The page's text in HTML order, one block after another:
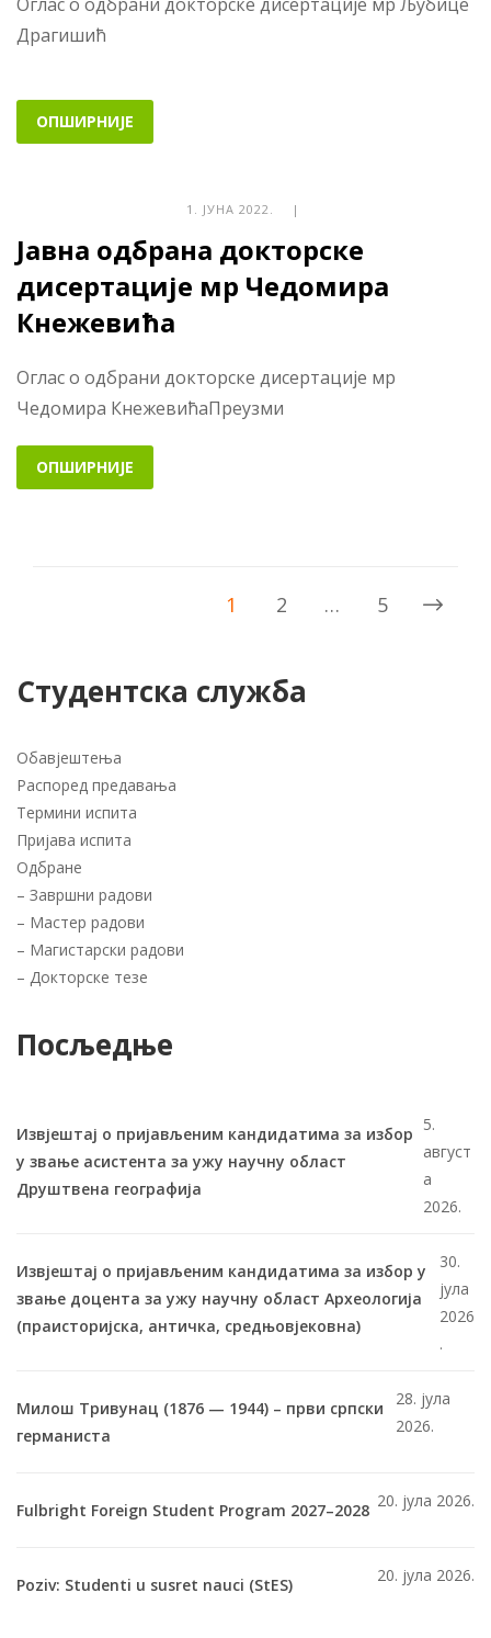
Драгишић
ОПШИРНИЈЕ
1. ЈУНА 2022. |
Јавна одбрана докторске
дисертације мр Чедомира
Кнежевића
Оглас о одбрани докторске дисертације мр
Чедомира КнежевићаПреузми
ОПШИРНИЈЕ
1 2 … 5
Студентска служба
Обавјештења
Распоред предавања
Термини испита
Пријава испита
Одбране
– Завршни радови
– Мастер радови
– Магистарски радови
– Докторске тезе
Посљедње
Извјештај о пријављеним кандидатима за избор
у звање асистента за ужу научну област
Друштвена географија
5.
август
а
2026.
Извјештај о пријављеним кандидатима за избор у
звање доцента за ужу научну област Археологија
(праисторијска, античка, средњовјековна)
30.
јула
2026
.
Милош Тривунац (1876 — 1944) – први српски
германиста
28. јула
2026.
Fulbright Foreign Student Program 2027–2028 20. јула 2026.
Poziv: Studenti u susret nauci (StES) 20. јула 2026.